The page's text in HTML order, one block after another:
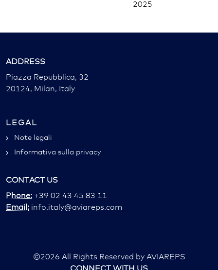
2025
ADDRESS
Piazza Repubblica, 32
20124, Milan, Italy
LEGAL
Note legali
Informativa sulla privacy
CONTACT US
Phone: +39 02 43 45 83 11
Email: info.italy@aviareps.com
©2026 All Rights Reserved by AVIAREPS